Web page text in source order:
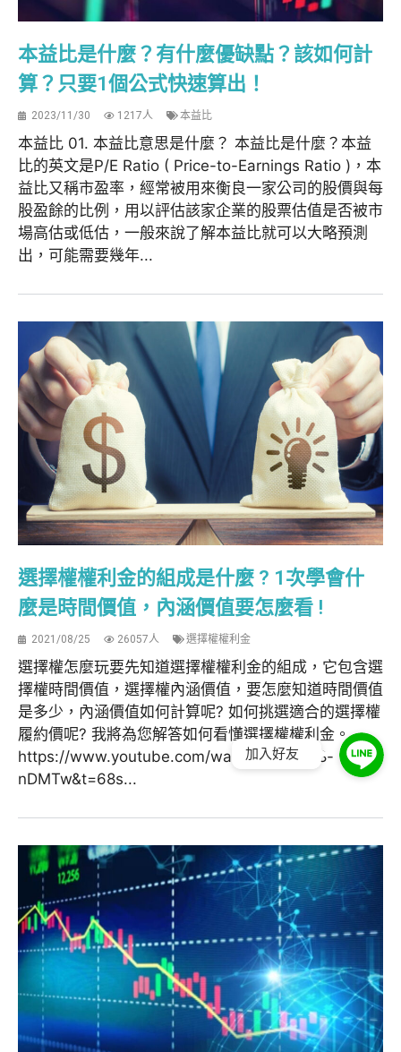
本益比是什麼？有什麼優缺點？該如何計
算？只要1個公式快速算出！
2023/11/30 1217人 本益比
本益比 01. 本益比意思是什麼？ 本益比是什麼？本益
比的英文是P/E Ratio ( Price-to-Earnings Ratio )，本
益比又稱市盈率，經常被用來衡良一家公司的股價與每
股盈餘的比例，用以評估該家企業的股票估值是否被市
場高估或低估，一般來說了解本益比就可以大略預測
出，可能需要幾年...
選擇權權利金的組成是什麼 ? 1次學會什
麼是時間價值，內涵價值要怎麼看 !
2021/08/25 26057人 選擇權權利金
選擇權怎麼玩要先知道選擇權權利金的組成，它包含選
擇權時間價值，選擇權內涵價值，要怎麼知道時間價值
是多少，內涵價值如何計算呢? 如何挑選適合的選擇權
履約價呢? 我將為您解答如何看懂選擇權權利金。
https://www.youtube.com/watch?v=AAxY8-
nDMTw&t=68s...
加入好友